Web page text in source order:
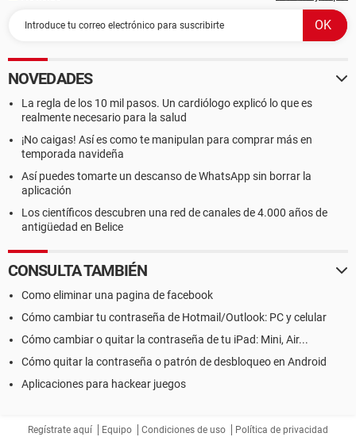
NOVEDADES
La regla de los 10 mil pasos. Un cardiólogo explicó lo que es
realmente necesario para la salud
¡No caigas! Así es como te manipulan para comprar más en
temporada navideña
Así puedes tomarte un descanso de WhatsApp sin borrar la
aplicación
Los científicos descubren una red de canales de 4.000 años de
antigüedad en Belice
CONSULTA TAMBIÉN
Como eliminar una pagina de facebook
Cómo cambiar tu contraseña de Hotmail/Outlook: PC y celular
Cómo cambiar o quitar la contraseña de tu iPad: Mini, Air...
Cómo quitar la contraseña o patrón de desbloqueo en Android
Aplicaciones para hackear juegos
Regístrate aquí Equipo Condiciones de uso Política de privacidad